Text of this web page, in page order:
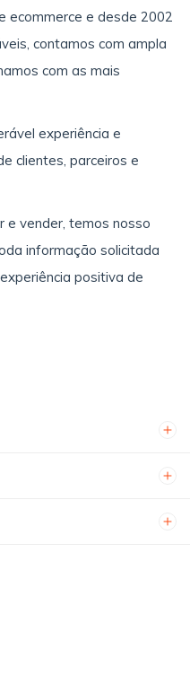
ecommerce e desde 2002
contamos com ampla
com as mais
experiência e
clientes, parceiros e
e vender, temos nosso
informação solicitada
positiva de